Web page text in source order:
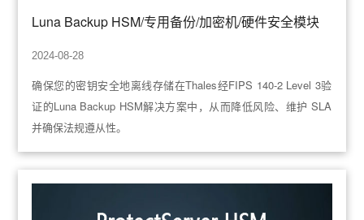
Luna Backup HSM/专用备份/加密机/硬件安全模块
2024-08-28
确保您的密钥安全地离线存储在Thales经FIPS 140-2 Level 3验
证的Luna Backup HSM解决方案中，从而降低风险、维护 SLA
并确保法规遵从性。